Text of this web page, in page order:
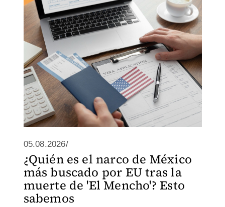
05.08.2026/
¿Quién es el narco de México
más buscado por EU tras la
muerte de 'El Mencho'? Esto
sabemos